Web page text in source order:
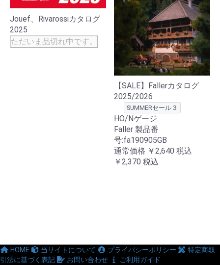
Jouef、Rivarossiカタログ
2025
ただいま品切れ中です。
【SALE】Fallerカタログ
2025/2026
SUMMERセール３
HO/Nゲージ
Faller 製品番
号:fa190905GB
通常価格 ￥2,640 税込
￥2,370 税込
HOME 当サイトについて プライバシーポリシー
特定商取
引法に基づく表記
お問い合わせ ご利用ガイド